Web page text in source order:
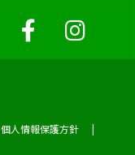
個人情報保護方針